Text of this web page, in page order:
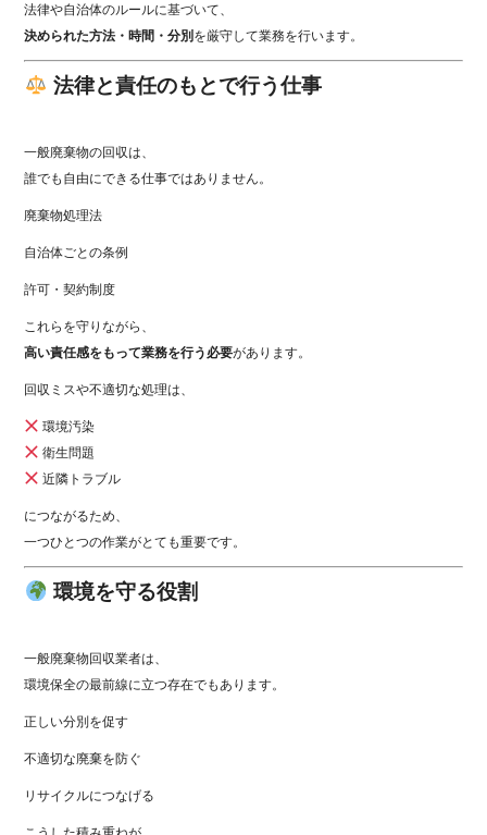
法律や自治体のルールに基づいて、
決められた方法・時間・分別 を厳守して業務を行います。
法律と責任のもとで行う仕事
一般廃棄物の回収は、
誰でも自由にできる仕事ではありません。
廃棄物処理法
自治体ごとの条例
許可・契約制度
これらを守りながら、
高い責任感をもって業務を行う必要があります。
回収ミスや不適切な処理は、
環境汚染
衛生問題
近隣トラブル
につながるため、
一つひとつの作業がとても重要です。
環境を守る役割
一般廃棄物回収業者は、
環境保全の最前線に立つ存在でもあります。
正しい分別を促す
不適切な廃棄を防ぐ
リサイクルにつなげる